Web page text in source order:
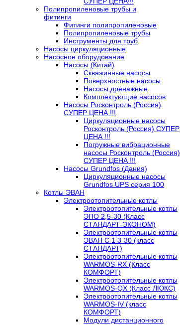
Полипропиленовые трубы и
фитинги
Фитинги полипропиленовые
Полипропиленовые трубы
Инструменты для труб
Насосы циркуляционные
Насосное оборудование
Насосы (Китай)
Скважинные насосы
Поверхностные насосы
Насосы дренажные
Комплектующие насосов
Насосы Росконтроль (Россия)
СУПЕР ЦЕНА !!!
Циркуляционные насосы
Росконтроль (Россия) СУПЕР
ЦЕНА !!!
Погружные вибрационные
насосы Росконтроль (Россия)
СУПЕР ЦЕНА !!!
Насосы Grundfos (Дания)
Циркуляционные насосы
Grundfos UPS серия 100
Котлы ЭВАН
Электроотопительные котлы
Электроотопительные котлы
ЭПО 2,5-30 (Класс
СТАНДАРТ-ЭКОНОМ)
Электроотопительные котлы
ЭВАН С 1 3-30 (класс
СТАНДАРТ)
Электроотопительные котлы
WARMOS-RX (Класс
КОМФОРТ)
Электроотопительные котлы
WARMOS-QX (Класс ЛЮКС)
Электроотопительные котлы
WARMOS-IV (класс
КОМФОРТ)
Модули дистанционного